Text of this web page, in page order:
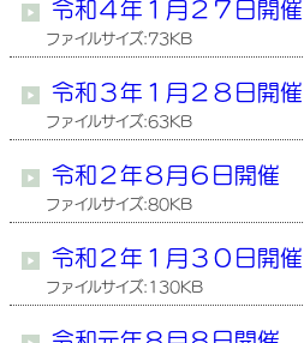
令和４年１月２７日開催
ファイルサイズ:73KB
令和３年１月２８日開催
ファイルサイズ:63KB
令和２年８月６日開催
ファイルサイズ:80KB
令和２年１月３０日開催
ファイルサイズ:130KB